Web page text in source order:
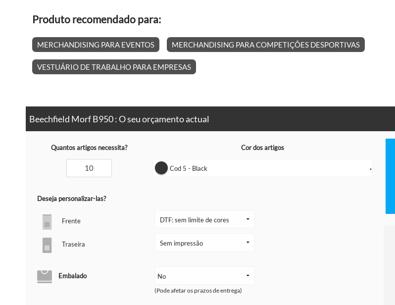
Produto recomendado para:
MERCHANDISING PARA EVENTOS MERCHANDISING PARA COMPETIÇÕES DESPORTIVAS
VESTUÁRIO DE TRABALHO PARA EMPRESAS
Beechfield Morf B950 : O seu orçamento actual
Quantos artigos necessita? Cor dos artigos
Cod 5 - Black ▼
Deseja personalizar-las?
Frente
Traseira
Embalado
(Pode afetar os prazos de entrega)